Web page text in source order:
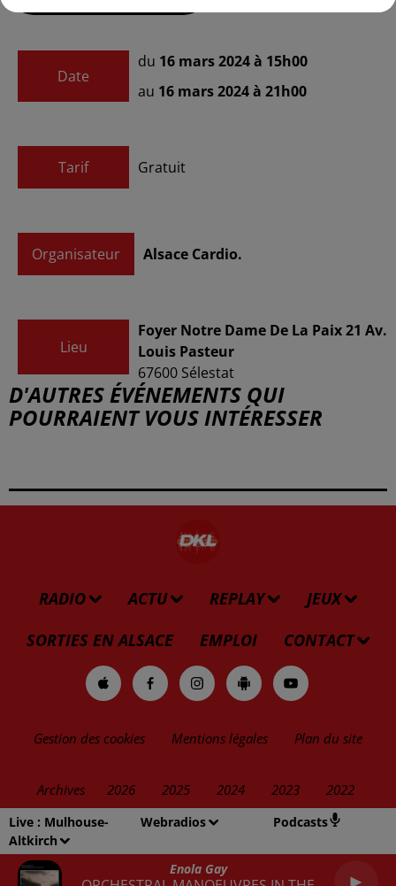
Live : Mulhouse-
Altkirch
Webradios Podcasts
Enola Gay
Date
du 16 mars 2024 à 15h00
au 16 mars 2024 à 21h00
Tarif Gratuit
Organisateur Alsace Cardio.
Lieu
Foyer Notre Dame De La Paix 21 Av.
Louis Pasteur
67600 Sélestat
D'AUTRES ÉVÉNEMENTS QUI
POURRAIENT VOUS INTÉRESSER
RADIO ACTU REPLAY
JEUX
SORTIES EN ALSACE
EMPLOI CONTACT
Gestion des cookies Mentions légales Plan du site
Archives 2026 2025 2024 2023 2022